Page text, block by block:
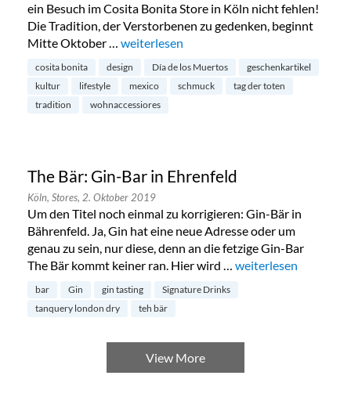
ein Besuch im Cosita Bonita Store in Köln nicht fehlen!
Die Tradition, der Verstorbenen zu gedenken, beginnt
Mitte Oktober … „Cosita Bonita im Belgischen Viertel“
weiterlesen
cosita bonita design Día de los Muertos
geschenkartikel
kultur
lifestyle mexico schmuck
tag der toten
tradition
wohnaccessiores
The Bär: Gin-Bar in Ehrenfeld
Köln, Stores, 2. Oktober 2019
Um den Titel noch einmal zu korrigieren: Gin-Bär in
Bährenfeld. Ja, Gin hat eine neue Adresse oder um
genau zu sein, nur diese, denn an die fetzige Gin-Bar
The Bär kommt keiner ran. Hier wird … „The Bär: Gin-Bar in
weiterlesen
bar Gin gin tasting
Signature Drinks
tanquery london dry
teh bär
View More